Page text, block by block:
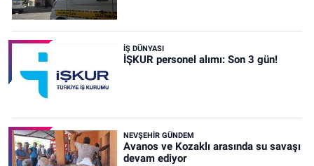
İŞ DÜNYASI
İŞKUR personel alımı: Son 3 gün!
NEVŞEHIR GÜNDEM
Avanos ve Kozaklı arasında su savaşı
devam ediyor